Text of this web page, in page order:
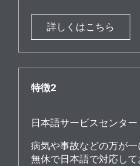
詳しくはこちら
特徴2
日本語サービスセンター
病気や事故などの万が
無休で日本語で対応して